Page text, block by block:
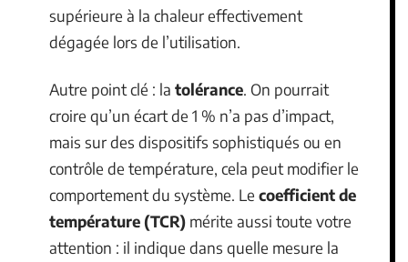
supérieure à la chaleur effectivement
dégagée lors de l’utilisation.
Autre point clé : la tolérance. On pourrait
croire qu’un écart de 1 % n’a pas d’impact,
mais sur des dispositifs sophistiqués ou en
contrôle de température, cela peut modifier le
comportement du système. Le coefficient de
température (TCR) mérite aussi toute votre
attention : il indique dans quelle mesure la